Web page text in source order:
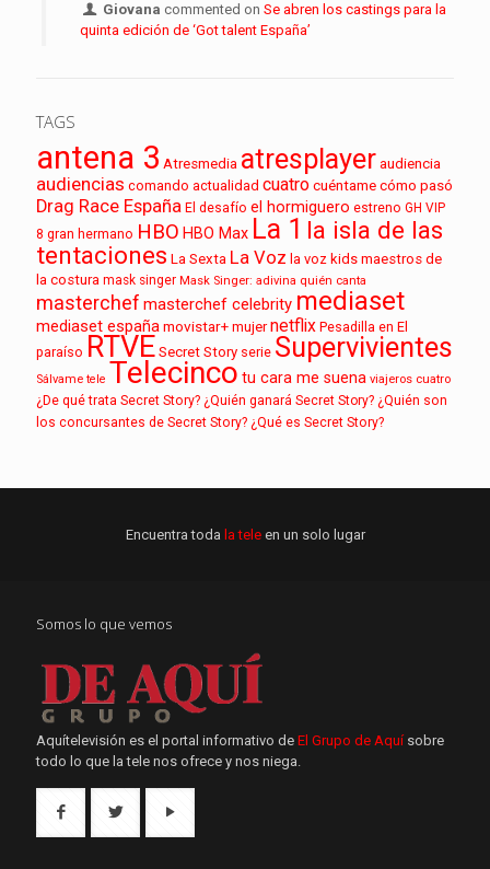
Giovana commented onSe abren los castings para la
quinta edición de ‘Got talent España’
TAGS
antena 3 Atresmedia atresplayeraudiencia
audiencias comando actualidad cuatrocuéntame cómo pasó
Drag Race España El desafío el hormiguero estreno GH VIP
8 gran hermano HBO HBO Max La 1 la isla de las
tentaciones La Sexta La Voz la voz kids maestros de
la costura mask singer Mask Singer: adivina quién canta
masterchef masterchef celebrity mediaset
mediaset españamovistar+ mujer netflix Pesadilla en El
paraíso RTVE Secret Story serie Supervivientes
Sálvame tele Telecinco tu cara me suena viajeros cuatro
¿De qué trata Secret Story? ¿Quién ganará Secret Story? ¿Quién son
los concursantes de Secret Story? ¿Qué es Secret Story?
Encuentra toda la tele en un solo lugar
Somos lo que vemos
Aquítelevisión es el portal informativo de El Grupo de Aquí sobre
todo lo que la tele nos ofrece y nos niega.